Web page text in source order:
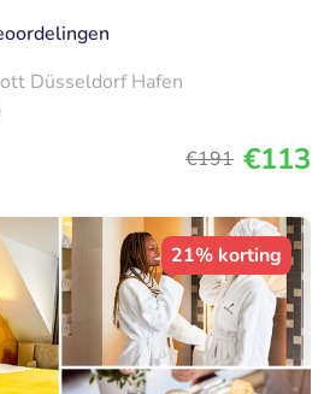
Düsseldorf Hafen
€191 €113
21% korting